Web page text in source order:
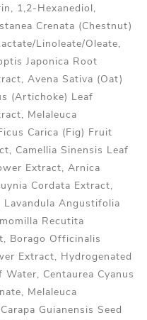
1,2-Hexanediol,
Crenata (Chestnut)
Linoleate/Oleate,
Japonica Root
Avena Sativa (Oat)
(Artichoke) Leaf
Melaleuca
Carica (Fig) Fruit
Camellia Sinensis Leaf
Extract, Arnica
Cordata Extract,
Angustifolia
Recutita
Borago Officinalis
Extract, Hydrogenated
Centaurea Cyanus
Melaleuca
Guianensis Seed